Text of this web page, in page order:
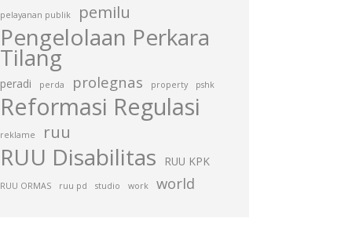
pelayanan publik pemilu
Pengelolaan Perkara
Tilang
peradi perda prolegnas property pshk
Reformasi Regulasi
reklame ruu
RUU Disabilitas RUU KPK
RUU ORMAS ruu pd studio work world